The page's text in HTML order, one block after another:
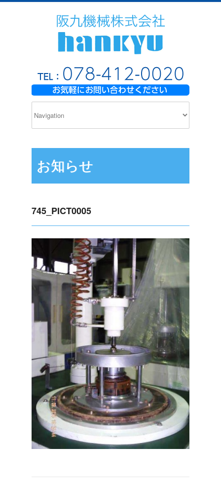
お知らせ
745_PICT0005